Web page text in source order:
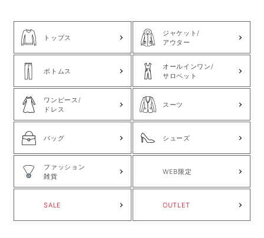
トップス
ジャケット/
アウター
ボトムス
オールインワン/
サロペット
ワンピース/
ドレス
スーツ
バッグ シューズ
ファッション
雑貨
WEB限定
SALE OUTLET